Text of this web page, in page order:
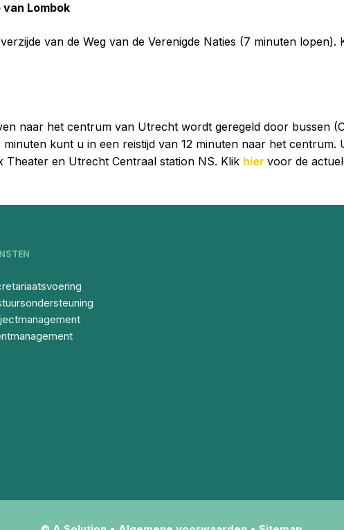
Lombok
van de Weg van de Verenigde Naties (7 minuten lopen).
naar het centrum van Utrecht wordt geregeld door bussen
kunt u in een reistijd van 12 minuten naar het centrum.
en Utrecht Centraal station NS. Klik hier voor de